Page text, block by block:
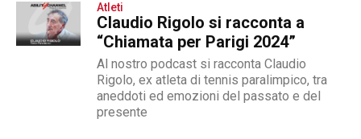
Atleti
Claudio Rigolo si racconta a
“Chiamata per Parigi 2024”
Al nostro podcast si racconta Claudio
Rigolo, ex atleta di tennis paralimpico, tra
aneddoti ed emozioni del passato e del
presente